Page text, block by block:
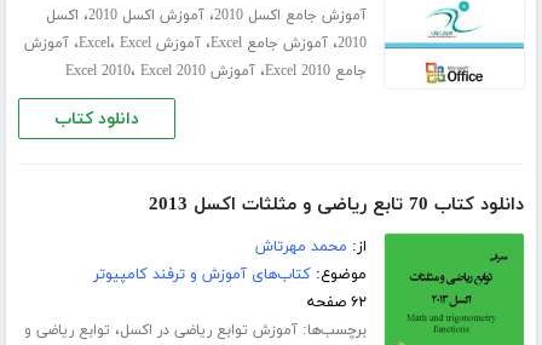
آموزش جامع اکسل 2010 ،آموزش اکسل 2010 ، اکسل
2010،آموزش جامع Excel ،آموزش Excel ، Excel ،آموزش
جامع Excel 2010
،آموزش Excel 2010 ، Excel 2010
دانلود کتاب
دانلود کتاب 70 تابع ریاضی و مثلثات اکسل 2013
از: محمد مهرتاش
موضوع:کتاب‌های آموزش و ترفند کامپیوتر
۶۲ صفحه
برچسب‌ها:آموزش توابع ریاضی در اکسل، توابع ریاضی و